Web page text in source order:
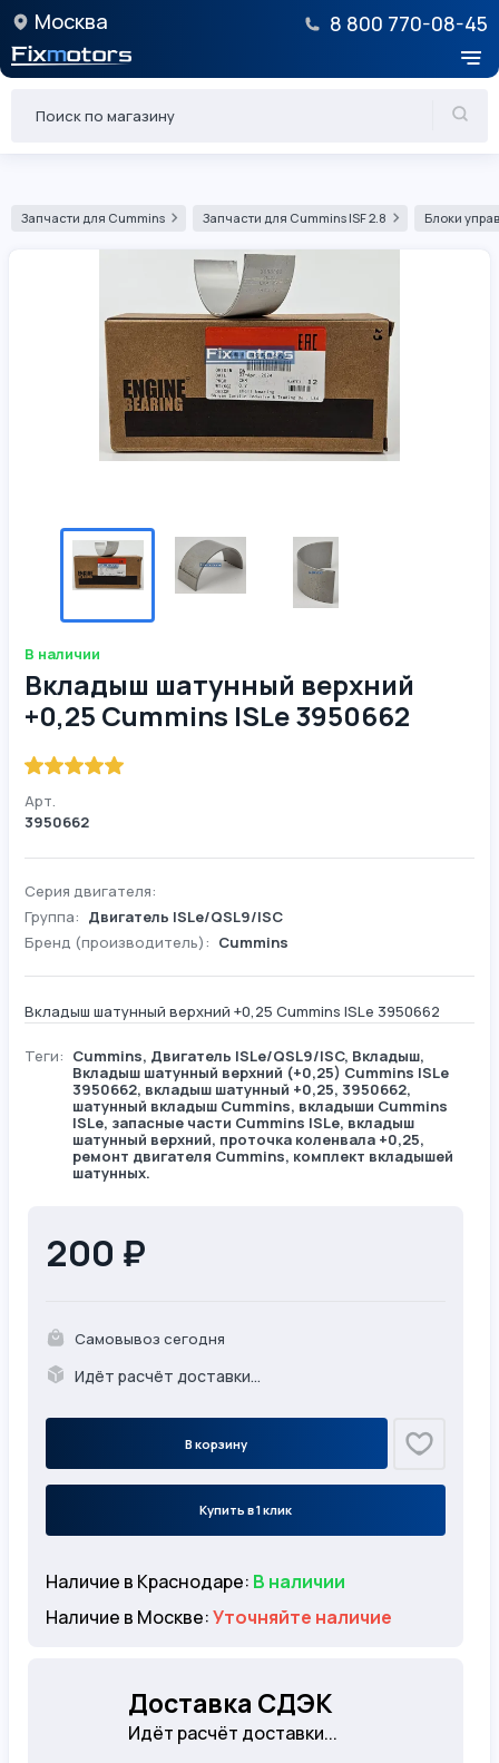
Москва 8 800 770-08-45
Запчасти для Cummins Запчасти для Cummins ISF 2.8 Блоки
В наличии
Вкладыш шатунный верхний
+0,25 Cummins ISLe 3950662
Арт.
3950662
Серия двигателя:
Группа: Двигатель ISLe/QSL9/ISC
Бренд (производитель): Cummins
Вкладыш шатунный верхний +0,25 Cummins ISLe 3950662
Теги: Cummins, Двигатель ISLe/QSL9/ISC, Вкладыш,
Вкладыш шатунный верхний (+0,25) Cummins ISLe
3950662, вкладыш шатунный +0,25, 3950662,
шатунный вкладыш Cummins, вкладыши Cummins
ISLe, запасные части Cummins ISLe, вкладыш
шатунный верхний, проточка коленвала +0,25,
ремонт двигателя Cummins, комплект вкладышей
шатунных.
200 ₽
Самовывоз сегодня
Идёт расчёт доставки...
В корзину
Купить в 1 клик
Наличие в Краснодаре: В наличии
Наличие в Москве:Уточняйте наличие
Доставка СДЭК
Идёт расчёт доставки...